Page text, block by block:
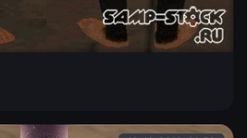
шимпанзе, заменяемую модель
самостоятельно.